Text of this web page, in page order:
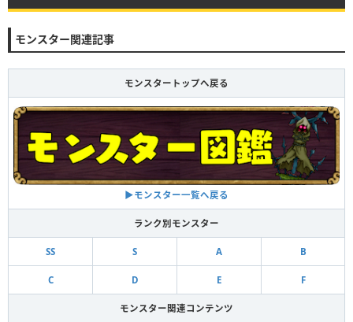
モンスター関連記事
モンスタートップへ戻る
▶︎モンスター一覧へ戻る
ランク別モンスター
SS S A B
C D E F
モンスター関連コンテンツ